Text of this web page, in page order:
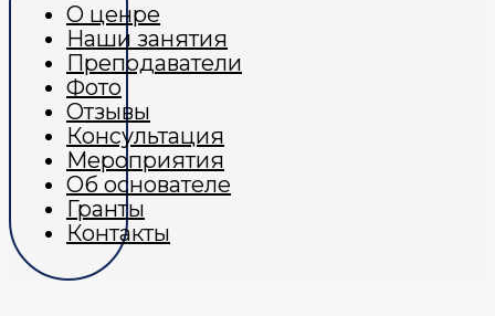
О ценре
Наши занятия
Преподаватели
Фото
Отзывы
Консультация
Мероприятия
Об основателе
Гранты
Контакты